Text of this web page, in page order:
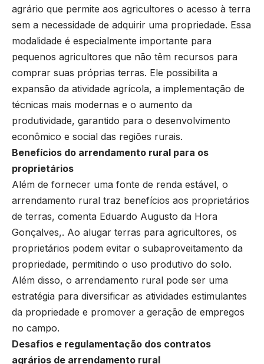
agrário que permite aos agricultores o acesso à terra
sem a necessidade de adquirir uma propriedade. Essa
modalidade é especialmente importante para
pequenos agricultores que não têm recursos para
comprar suas próprias terras. Ele possibilita a
expansão da atividade agrícola, a implementação de
técnicas mais modernas e o aumento da
produtividade, garantido para o desenvolvimento
econômico e social das regiões rurais.
Benefícios do arrendamento rural para os
proprietários
Além de fornecer uma fonte de renda estável, o
arrendamento rural traz benefícios aos proprietários
de terras, comenta Eduardo Augusto da Hora
Gonçalves,. Ao alugar terras para agricultores, os
proprietários podem evitar o subaproveitamento da
propriedade, permitindo o uso produtivo do solo.
Além disso, o arrendamento rural pode ser uma
estratégia para diversificar as atividades estimulantes
da propriedade e promover a geração de empregos
no campo.
Desafios e regulamentação dos contratos
agrários de arrendamento rural